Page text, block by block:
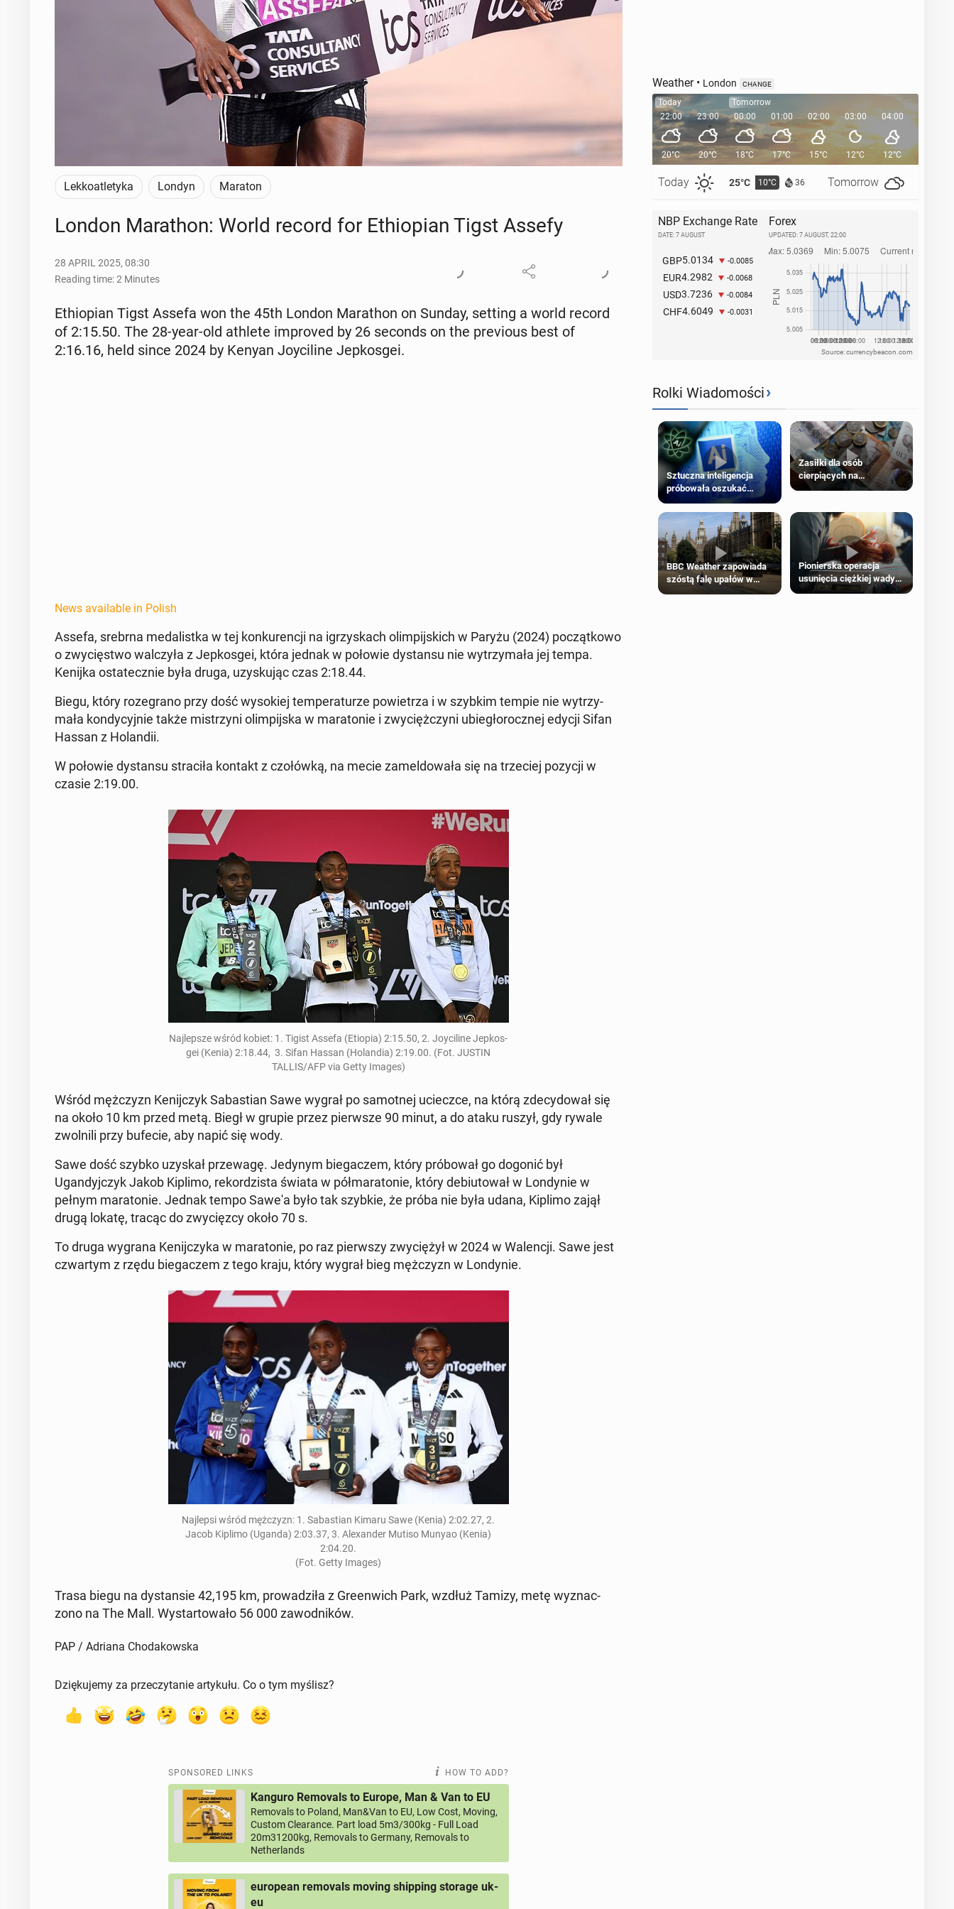
Lekkoatletyka Londyn Maraton
London Marathon: World record for Ethiopi­an Tigst Assefy
28 APRIL 2025, 08:30
Reading time: 2 Minutes
Ethiopi­an Tigst Assefa won the 45th London Marathon on Sunday, setting a world record
of 2:15.50. The 28-year-old athlete im­proved by 26 seconds on the pre­vi­ous best of
2:16.16, held since 2024 by Kenyan Joy­ci­line Jep­kos­gei.
News available in Polish
Assefa, srebrna medal­ist­ka w tej konkurencji na igrzyskach olimpi­js­kich w Paryżu (2024) początkowo
o zwycięst­wo wal­czyła z Jep­kos­gei, która jednak w połowie dys­tan­su nie wytrzy­mała jej tempa.
Kenijka os­tate­cznie była druga, uzysku­jąc czas 2:18.44.
Biegu, który roze­gra­no przy dość wysok­iej tem­per­aturze powi­etrza i w szybkim tempie nie wytrzy­
mała kondy­cyjnie także mis­trzyni olimpi­js­ka w mara­tonie i zwyciężczyni ubiegłorocznej edycji Sifan
Hassan z Holandii.
W połowie dys­tan­su straciła kontakt z czołówką, na mecie za­mel­dowała się na trze­ciej pozycji w
czasie 2:19.00.
Na­jlep­sze wśród kobiet: 1. Tigist Assefa (Etiopia) 2:15.50, 2. Joy­ci­line Jep­kos­
gei (Kenia) 2:18.44, 3. Sifan Hassan (Holan­dia) 2:19.00. (Fot. JUSTIN
TALLIS/AFP via Getty Images)
Wśród mężczyzn Keni­jczyk Sabas­t­ian Sawe wygrał po samot­nej ucieczce, na którą zde­cy­dował się
na około 10 km przed metą. Biegł w grupie przez pier­wsze 90 minut, a do ataku ruszył, gdy rywale
zwol­nili przy bufecie, aby napić się wody.
Sawe dość szybko uzyskał przewagę. Jedynym bie­gaczem, który próbował go dogonić był
Ugandyjczyk Jakob Kiplimo, reko­rdzista świata w pół­mara­tonie, który de­bi­u­tował w Lon­dynie w
pełnym mara­tonie. Jednak tempo Sawe'a było tak szybkie, że próba nie była udana, Kiplimo zajął
drugą lokatę, tracąc do zwycięz­cy około 70 s.
To druga wygrana Keni­jczy­ka w mara­tonie, po raz pier­wszy zwyciężył w 2024 w Wa­lencji. Sawe jest
czwartym z rzędu bie­gaczem z tego kraju, który wygrał bieg mężczyzn w Lon­dynie.
Na­jlep­si wśród mężczyzn: 1. Sabas­t­ian Kimaru Sawe (Kenia) 2:02.27, 2.
Jacob Kiplimo (Uganda) 2:03.37, 3. Alexan­der Mutiso Munyao (Kenia)
2:04.20.
(Fot. Getty Images)
Trasa biegu na dys­tan­sie 42,195 km, prowadz­iła z Green­wich Park, wzdłuż Tamizy, metę wyz­nac­
zono na The Mall. Wys­tar­towało 56 000 za­wod­ników.
PAP / Adriana Chodakowska
Dziękujemy za przeczytanie artykułu. Co o tym myślisz?
SPONSORED LINKS HOW TO ADD?
Kanguro Removals to Europe, Man & Van to EU
Removals to Poland, Man&Van to EU, Low Cost, Moving,
Custom Clearance. Part load 5m3/300kg - Full Load
20m31200kg, Removals to Germany, Removals to
Netherlands
european removals moving shipping storage uk-
eu
Weather• London CHANGE
Today
22:00
20°C
Today 25°C 10°C 36 Tomorrow
23:00
20°C
Tomorrow
00:00
18°C
01:00
17°C
02:00
15°C
03:00
12°C
04:00
12°C
05:00
NBP Exchange Rate
DATE: 7 AUGUST
GBP5.0134 -0.0085
EUR4.2982 -0.0068
USD3.7236 -0.0084
CHF4.6049 -0.0031
Forex
UPDATED: 7 AUGUST, 22:00
Source: currencybeacon.com
Rolki Wiadomości›
Sztuczna inteligencja
próbowała oszukać
człowieka
Zasiłki dla osób
cierpiących na
schorzenia psychiczne
BBC Weather zapowiada
szóstą falę upałów w
Londynie
Pionierska operacja
usunięcia ciężkiej wady
wrodzonej płodu w łonie